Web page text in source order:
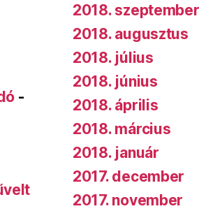
-
2018. szeptember
2018. augusztus
2018. július
2018. június
2018. április
2018. március
2018. január
2017. december
2017. november